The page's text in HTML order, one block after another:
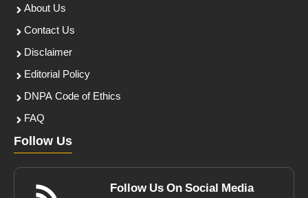
About Us
Contact Us
Disclaimer
Editorial Policy
DNPA Code of Ethics
FAQ
Follow Us
Follow Us On Social Media